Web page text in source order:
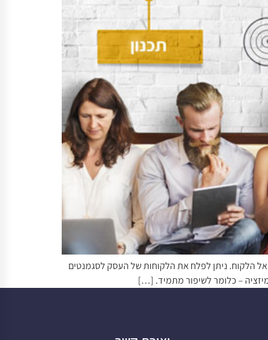
אל הלקוח. ניתן לפלח את הלקוחות של העסק לסגמנטים
– כלומר לשיפור מתמיד. […]